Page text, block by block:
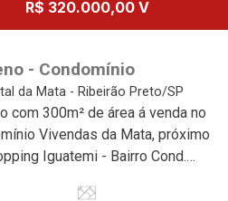
do Parque, Borda da Mata, Bela
Nova Aliança Sul, Alto do Vale,
do Golfe, Terras de Florença,
de Siena, Quinta dos Ventos,
Vitta Ribeirão, Ipê Rosa, Ipê
Ipê Roxo, Ipê Branco, Vila
Reserva Imperial, Quinta da
Praça das Árvores, Praça
R$ 320.000,00 V
- Condomínio
da Mata - Ribeirão Preto/SP
com 300m² de área á venda no
Vivendas da Mata, próximo
Iguatemi - Bairro Cond.